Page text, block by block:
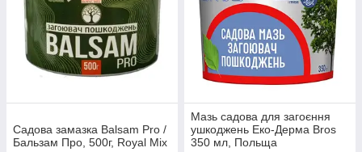
Садова замазка Balsam Pro /
Бальзам Про, 500г, Royal Mix
Мазь садова для загоєння
ушкоджень Еко-Дерма Bros
350 мл, Польща